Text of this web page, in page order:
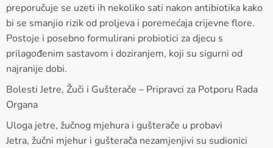
preporučuje se uzeti ih nekoliko sati nakon antibiotika kako
bi se smanjio rizik od proljeva i poremećaja crijevne flore.
Postoje i posebno formulirani probiotici za djecu s
prilagođenim sastavom i doziranjem, koji su sigurni od
najranije dobi.
Bolesti Jetre, Žuči i Gušterače – Pripravci za Potporu Rada
Organa
Uloga jetre, žučnog mjehura i gušterače u probavi
Jetra, žučni mjehur i gušterača nezamjenjivi su sudionici